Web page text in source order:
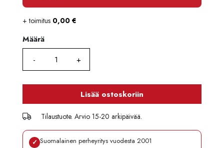
+ toimitus 0,00 €
Määrä
Määrä
Lisää ostoskoriin
Tilaustuote. Arvio 15-20 arkipäivää.
✓ Suomalainen perheyritys vuodesta 2001